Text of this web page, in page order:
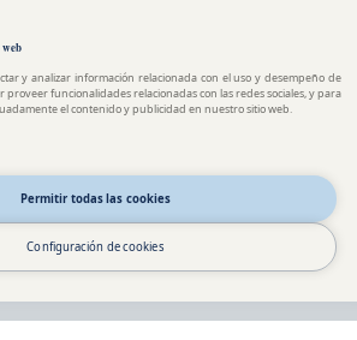
web
y analizar información relacionada con el uso y desempeño de
funcionalidades relacionadas con las redes sociales, y para
el contenido y publicidad en nuestro sitio web.
Permitir todas las cookies
Configuración de cookies